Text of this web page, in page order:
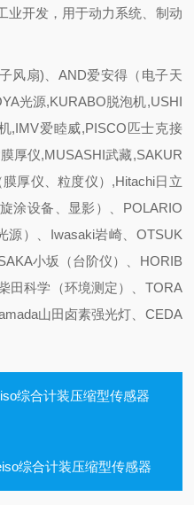
业开发，用于动力系统、制动
风扇)、AND爱安得（电子天
光源,KURABO脱泡机,USHI
,IMV爱睦威,PISCO匹士克接
厚仪,MUSASHI武藏,SAKUR
厚仪、粒度仪）,Hitachi日立
涂设备、显影）、POLARIO
源）、Iwasaki岩崎、OTSUK
小坂（台阶仪）、HORIB
田科学（环境测定）、TORA
山田卤素强光灯、CEDA
综合计装压缩型传感器
综合计装压缩型传感器